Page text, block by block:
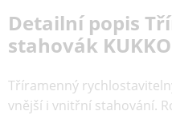
Detailní popis
stahovák
Tříramenný
vnější i vnitřní stahování.